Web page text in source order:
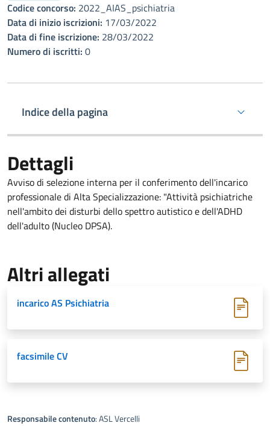
Codice concorso: 2022_AIAS_psichiatria
Data di inizio iscrizioni: 17/03/2022
Data di fine iscrizione: 28/03/2022
Numero di iscritti: 0
Indice della pagina
Dettagli
Avviso di selezione interna per il conferimento dell'incarico
professionale di Alta Specializzazione: "Attività psichiatriche
nell'ambito dei disturbi dello spettro autistico e dell'ADHD
dell'adulto (Nucleo DPSA).
Altri allegati
incarico AS Psichiatria
facsimile CV
Responsabile contenuto: ASL Vercelli